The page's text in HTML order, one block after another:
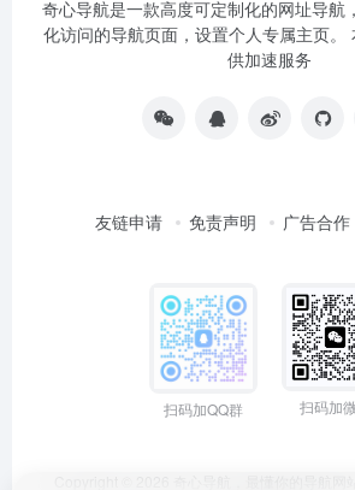
奇心导航是一款高度可定制化的网址导航
化访问的导航页面，设置个人专属主页。
供加速服务
友链申请 免责声明 广告合作
扫码加QQ群 扫码加